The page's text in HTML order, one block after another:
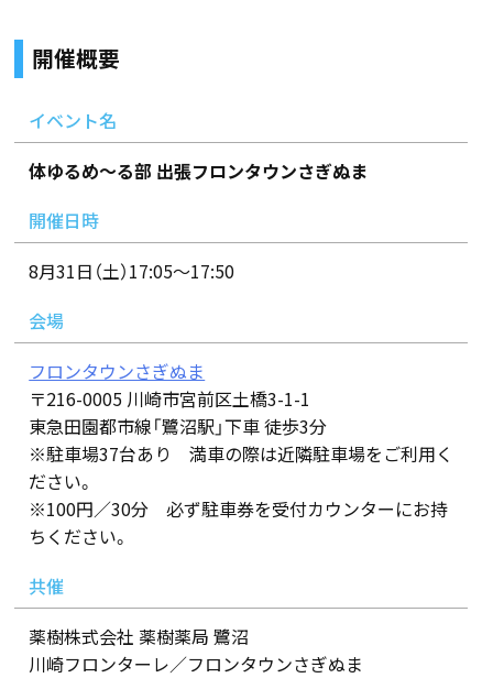
開催概要
イベント名
体ゆるめ～る部 出張フロンタウンさぎぬま
開催日時
8月31日（土）17:05～17:50
会場
フロンタウンさぎぬま
〒216-0005 川崎市宮前区土橋3-1-1
東急田園都市線「鷺沼駅」下車 徒歩3分
※駐車場37台あり 満車の際は近隣駐車場をご利用く
ださい。
※100円／30分 必ず駐車券を受付カウンターにお持
ちください。
共催
薬樹株式会社 薬樹薬局 鷺沼
川崎フロンターレ／フロンタウンさぎぬま